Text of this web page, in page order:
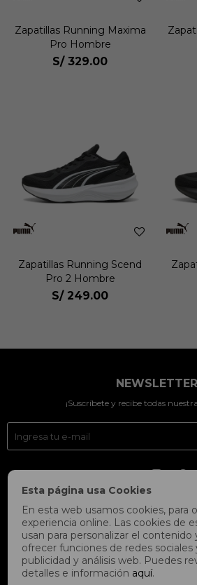
Esta página usa Cookies
En esta web usamos cookies, para
experiencia online. Las cookies de
usan para personalizar el contenido
ofrecer funciones de redes sociales
publicidad y análisis web. Puedes
detalles e información aquí.
Zapatillas Running Maxima
Pro Hombre
S/ 329.00
Zapatillas Running Scend
Pro 2 Hombre
S/ 249.00
NEWSLETTER
¡Suscríbete y recibe todas